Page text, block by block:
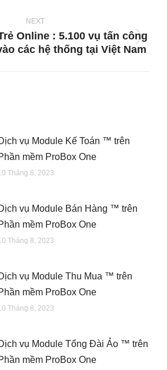
NEXT
Next
Online : 5.100 vụ tấn công
các hệ thống tại Việt Nam
vụ Module Kế Toán ™ trên
mềm ProBox One
Tháng 8, 2023
vụ Module Bán Hàng ™ trên
mềm ProBox One
Tháng 8, 2023
vụ Module Thu Mua ™ trên
mềm ProBox One
Tháng 8, 2023
vụ Module Tổng Đài Ảo ™ trên
mềm ProBox One